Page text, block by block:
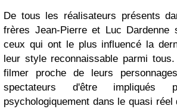
De tous les réalisateurs présents
frères Jean-Pierre et Luc Dardenne
ceux qui ont le plus influencé la
leur style reconnaissable parmi
filmer proche de leurs
spectateurs d'être impliqués
psychologiquement dans le quasi réel